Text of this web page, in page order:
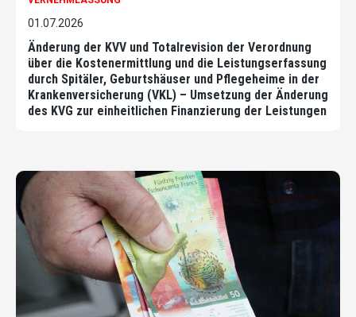
01.07.2026
Änderung der KVV und Totalrevision der Verordnung
über die Kostenermittlung und die Leistungserfassung
durch Spitäler, Geburtshäuser und Pflegeheime in der
Krankenversicherung (VKL) – Umsetzung der Änderung
des KVG zur einheitlichen Finanzierung der Leistungen